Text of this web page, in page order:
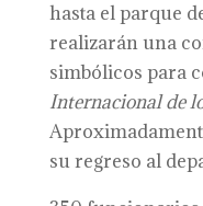
hasta el parque
realizarán una
simbólicos para
Internacional de
su regreso al